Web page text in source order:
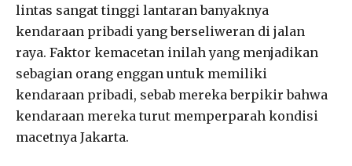
lintas sangat tinggi lantaran banyaknya
kendaraan pribadi yang berseliweran di jalan
raya. Faktor kemacetan inilah yang menjadikan
sebagian orang enggan untuk memiliki
kendaraan pribadi, sebab mereka berpikir bahwa
kendaraan mereka turut memperparah kondisi
macetnya Jakarta.